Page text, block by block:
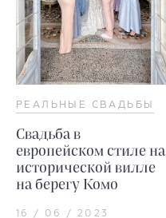
РЕАЛЬНЫЕ СВАДЬБЫ
Свадьба в
европейском стиле на
исторической вилле
на берегу Комо
16 / 06 / 2023